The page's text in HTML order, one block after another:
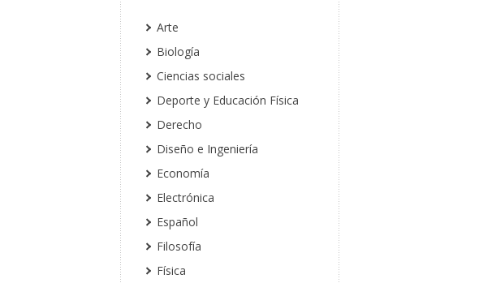
Arte
Biología
Ciencias sociales
Deporte y Educación Física
Derecho
Diseño e Ingeniería
Economía
Electrónica
Español
Filosofía
Física